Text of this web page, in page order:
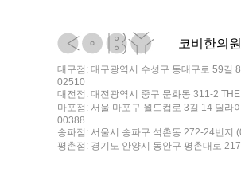
코비한의원
대구점: 대구광역시 수성구 동대구로 59길
02510
대전점: 대전광역시 중구 문화동 311-2
마포점: 서울 마포구 월드컵로 3길 14 딜
00388
송파점: 서울시 송파구 석촌동 272-24번
평촌점: 경기도 안양시 동안구 평촌대로